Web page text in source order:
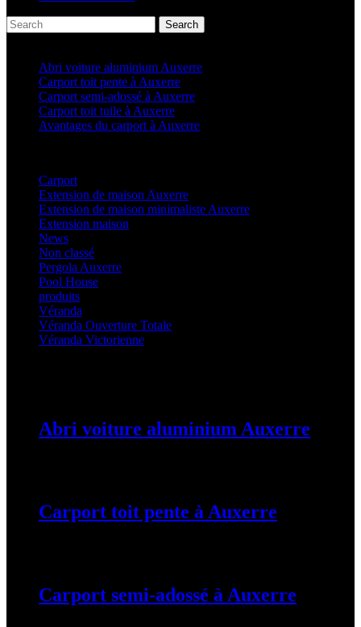
Search
Abri voiture aluminium Auxerre
Carport toit pente à Auxerre
Carport semi-adossé à Auxerre
Carport toit tuile à Auxerre
Avantages du carport à Auxerre
Carport
Extension de maison Auxerre
Extension de maison minimaliste Auxerre
Extension maison
News
Non classé
Pergola Auxerre
Pool House
produits
Véranda
Véranda Ouverture Totale
Véranda Victorienne
Abri voiture aluminium Auxerre
Carport toit pente à Auxerre
Carport semi-adossé à Auxerre